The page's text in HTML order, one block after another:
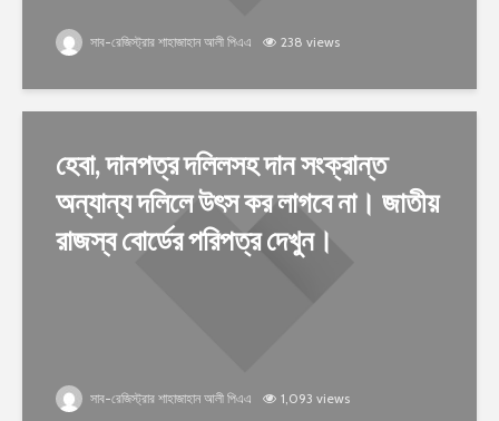
সাব-রেজিস্ট্রার শাহাজাহান আলী পিএএ 238 views
হেবা, দানপত্র দলিলসহ দান সংক্রান্ত
অন্যান্য দলিলে উৎস কর লাগবে না। জাতীয়
রাজস্ব বোর্ডের পরিপত্র দেখুন।
সাব-রেজিস্ট্রার শাহাজাহান আলী পিএএ 1,093 views